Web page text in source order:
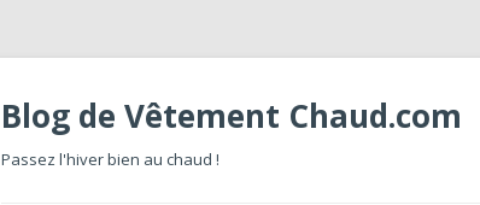
Blog de Vêtement Chaud.com
Passez l'hiver bien au chaud !